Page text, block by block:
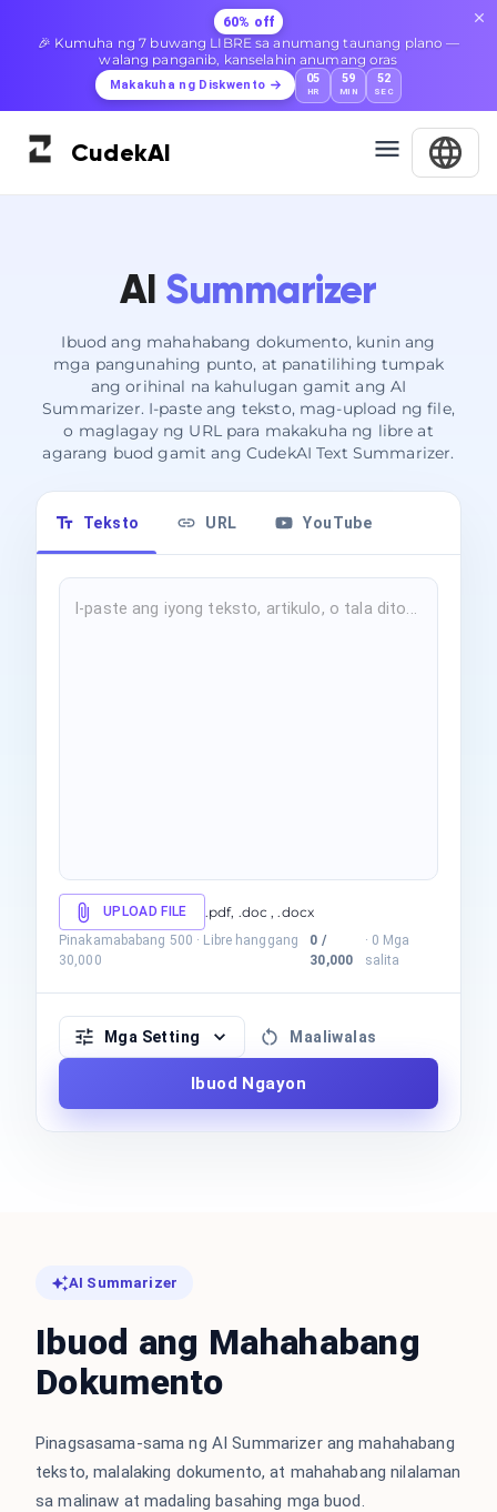
60% off
🎉 Kumuha ng 7 buwang LIBRE sa anumang taunang plano —
walang panganib, kanselahin anumang oras
Makakuha ng Diskwento 05
HR
59
MIN
51
SEC
CudekAI
AI Summarizer
Ibuod ang mahahabang dokumento, kunin ang
mga pangunahing punto, at panatilihing tumpak
ang orihinal na kahulugan gamit ang AI
Summarizer. I-paste ang teksto, mag-upload ng file,
o maglagay ng URL para makakuha ng libre at
agarang buod gamit ang CudekAI Text Summarizer.
Teksto URL YouTube
UPLOAD FILE .pdf, .doc , .docx
Pinakamababang 500 · Libre hanggang
30,000
0 /
30,000
· 0 Mga
salita
Mga Setting Maaliwalas
Ibuod Ngayon
AI Summarizer
Ibuod ang Mahahabang
Dokumento
Pinagsasama-sama ng AI Summarizer ang mahahabang
teksto, malalaking dokumento, at mahahabang nilalaman
sa malinaw at madaling basahing mga buod.